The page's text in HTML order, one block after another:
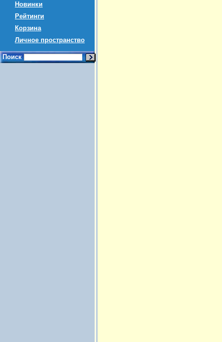
Новинки
Рейтинги
Корзина
Личное пространство
Поиск